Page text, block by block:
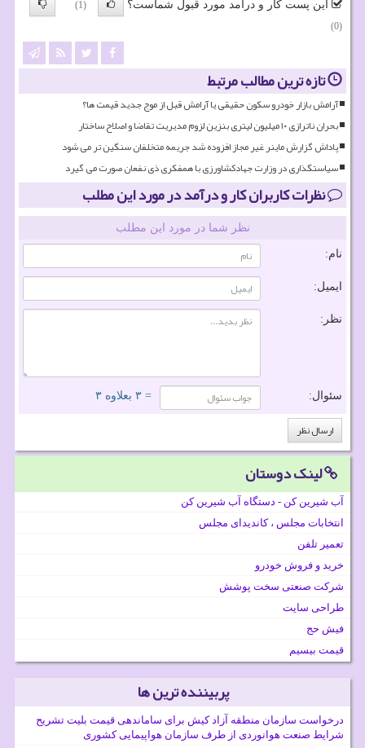
این پست کار و درآمد مورد قبول شماست؟
(1)
(0)
تازه ترین مطالب مرتبط
آرامش بازار خودرو سکون حقیقی یا آرامش قبل از موج جدید قیمت ها؟
بحران ناترازی ۱۰ میلیون لیتری بنزین لزوم مدیریت تقاضا و اصلاح ساختار
پاداش گزارش ماینر غیر مجاز افزوده شد جریمه متخلفان سنگین تر می شود
سیاستگذاری در وزارت جهادکشاورزی با همفکری ذی نفعان صورت می گیرد
نظرات کاربران کار و درآمد در مورد این مطلب
نظر شما در مورد این مطلب
نام:
ایمیل:
نظر:
سئوال: = ۳ بعلاوه ۳
لینک دوستان
آب شیرین کن - دستگاه آب شیرین کن
انتخابات مجلس ، کاندیدای مجلس
تعمیر تلفن
خرید و فروش خودرو
شرکت صنعتی سخت پوشش
طراحی سایت
فیش حج
قیمت بیسیم
پربیننده ترین ها
درخواست سازمان منطقه آزاد کیش برای ساماندهی قیمت بلیت تشریح
شرایط صنعت هوانوردی از طرف سازمان هواپیمایی کشوری